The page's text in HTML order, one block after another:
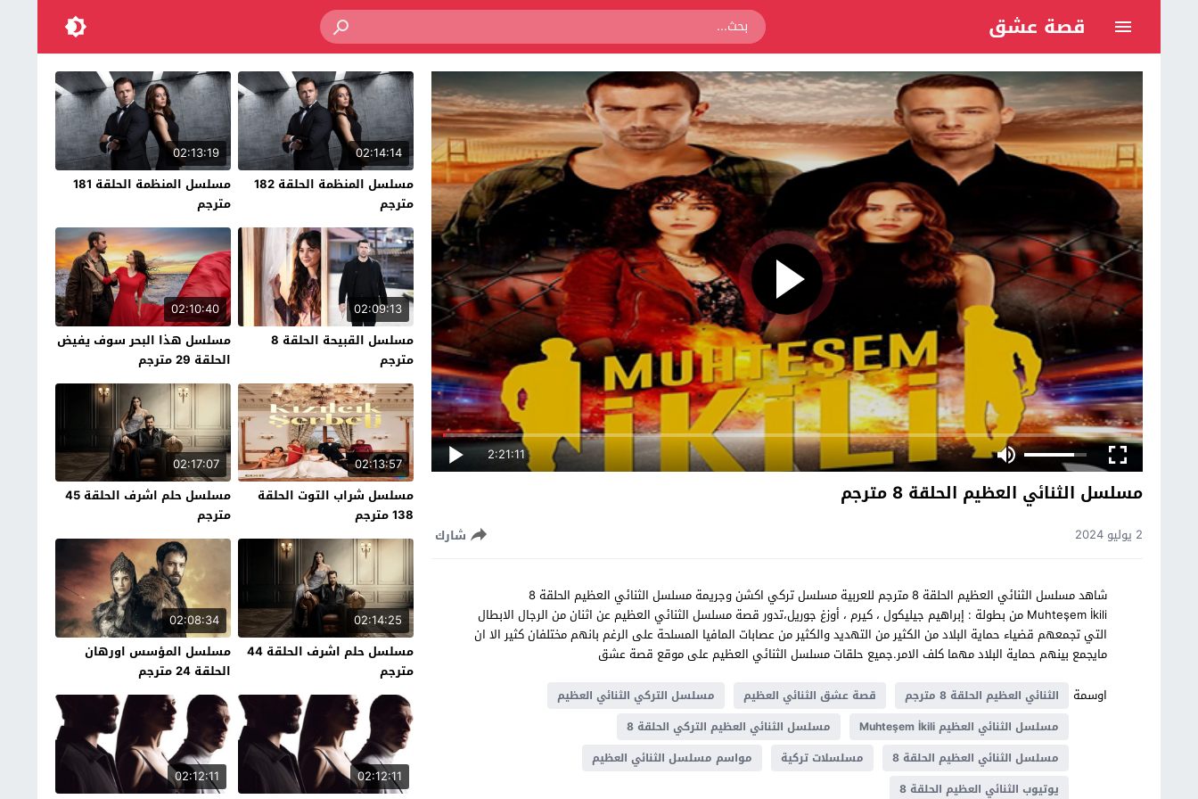
قصة عشق
2:21:11
مسلسل الثنائي العظيم الحلقة 8 مترجم
2 يوليو 2024 شارك
شاهد مسلسل الثنائي العظيم الحلقة 8 مترجم للعربية مسلسل تركي اكشن وجريمة مسلسل الثنائي العظيم الحلقة 8
Muhteşem İkili من بطولة : إبراهيم جيليكول ، كيرم ، أوزغ جوريل،تدور قصة مسلسل الثنائي العظيم عن اثنان من الرجال الابطال
التي تجمعهم قضياء حماية البلاد من الكثير من التهديد والكثير من عصابات المافيا المسلحة على الرغم بانهم مختلفان كثير الا ان
مايجمع بينهم حماية البلاد مهما كلف الامر.جميع حلقات مسلسل الثنائي العظيم على موقع قصة عشق
اوسمة
الثنائي العظيم الحلقة 8 مترجم قصة عشق الثنائي العظيم
مسلسل التركي الثنائي العظيم
مسلسل الثنائي العظيم Muhteşem İkili
مسلسل الثنائي العظيم التركي الحلقة 8
مسلسل الثنائي العظيم الحلقة 8
مسلسلات تركية
مواسم مسلسل الثنائي العظيم
يوتيوب الثنائي العظيم الحلقة 8
02:14:14
مسلسل المنظمة الحلقة 182
مترجم
02:13:19
مسلسل المنظمة الحلقة 181
مترجم
02:09:13
مسلسل القبيحة الحلقة 8
مترجم
02:10:40
مسلسل هذا البحر سوف يفيض
الحلقة 29 مترجم
02:13:57
مسلسل شراب التوت الحلقة
138 مترجم
02:17:07
مسلسل حلم اشرف الحلقة 45
مترجم
02:14:25
مسلسل حلم اشرف الحلقة 44
مترجم
02:08:34
مسلسل المؤسس اورهان
الحلقة 24 مترجم
02:12:11
02:12:11